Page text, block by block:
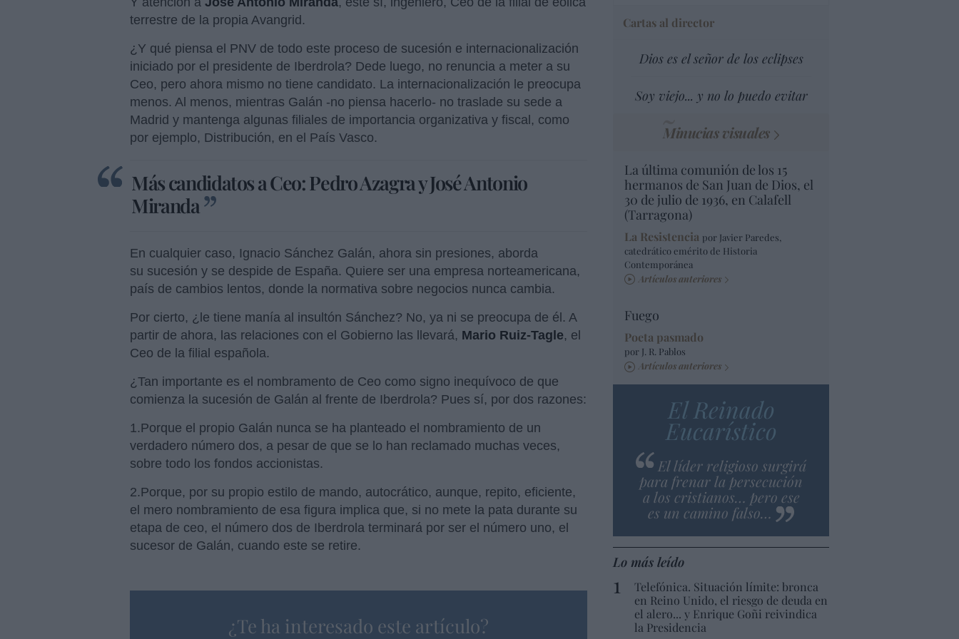
terrestre de la propia Avangrid.
¿Y qué piensa el PNV de todo este proceso de sucesión e internacionalización
iniciado por el presidente de Iberdrola? Dede luego, no renuncia a meter a su
Ceo, pero ahora mismo no tiene candidato. La internacionalización le preocupa
menos. Al menos, mientras Galán -no piensa hacerlo- no traslade su sede a
Madrid y mantenga algunas filiales de importancia organizativa y fiscal, como
por ejemplo, Distribución, en el País Vasco.
Más candidatos a Ceo: Pedro Azagra y José Antonio
Miranda
En cualquier caso, Ignacio Sánchez Galán, ahora sin presiones, aborda
su sucesión y se despide de España. Quiere ser una empresa norteamericana,
país de cambios lentos, donde la normativa sobre negocios nunca cambia.
Por cierto, ¿le tiene manía al insultón Sánchez? No, ya ni se preocupa de él. A
partir de ahora, las relaciones con el Gobierno las llevará, Mario Ruiz-Tagle, el
Ceo de la filial española.
¿Tan importante es el nombramento de Ceo como signo inequívoco de que
comienza la sucesión de Galán al frente de Iberdrola? Pues sí, por dos razones:
1.Porque el propio Galán nunca se ha planteado el nombramiento de un
verdadero número dos, a pesar de que se lo han reclamado muchas veces,
sobre todo los fondos accionistas.
2.Porque, por su propio estilo de mando, autocrático, aunque, repito, eficiente,
el mero nombramiento de esa figura implica que, si no mete la pata durante su
etapa de ceo, el número dos de Iberdrola terminará por ser el número uno, el
sucesor de Galán, cuando este se retire.
¿Te ha interesado este artículo?
Cartas al director
Dios es el señor de los eclipses
Soy viejo... y no lo puedo evitar
Minucias visuales
La última comunión de los 15
hermanos de San Juan de Dios, el
30 de julio de 1936, en Calafell
(Tarragona)
La Resistencia por Javier Paredes,
catedrático emérito de Historia
Contemporánea
Artículos anteriores
Fuego
Poeta pasmado
por J. R. Pablos
Artículos anteriores
El Reinado
Eucarístico
El líder religioso surgirá
para frenar la persecución
a los cristianos… pero ese
es un camino falso…
Lo más leído
Telefónica. Situación límite: bronca
en Reino Unido, el riesgo de deuda en
el alero... y Enrique Goñi reivindica
la Presidencia